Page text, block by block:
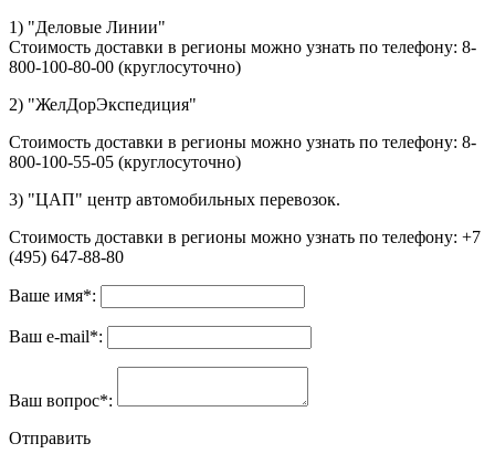
1) "Деловые Линии"
Стоимость доставки в регионы можно узнать по телефону: 8-
800-100-80-00 (круглосуточно)
2) "ЖелДорЭкспедиция"
Стоимость доставки в регионы можно узнать по телефону: 8-
800-100-55-05 (круглосуточно)
3) "ЦАП" центр автомобильных перевозок.
Стоимость доставки в регионы можно узнать по телефону: +7
(495) 647-88-80
Ваше имя*:
Ваш e-mail*:
Ваш вопрос*:
Отправить